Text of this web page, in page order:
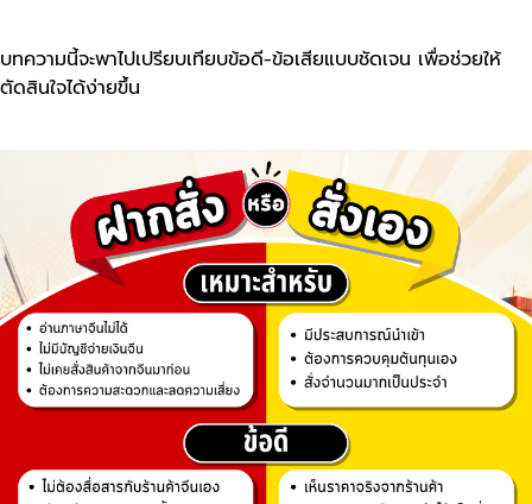
บทความนี้จะพาไปเปรียบเทียบข้อดี-ข้อเสียแบบชัดเจน เพื่อช่วยให้
ตัดสินใจได้ง่ายขึ้น